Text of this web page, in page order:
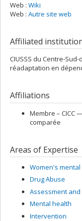
Web : Wiki
Web : Autre site web
Affiliated
CIUSSS du Centre-
réadaptation en
Affiliations
Membre – CICC
comparée
Areas of Expertise
Women's
Drug Abuse
Assessment
Mental health
Intervention